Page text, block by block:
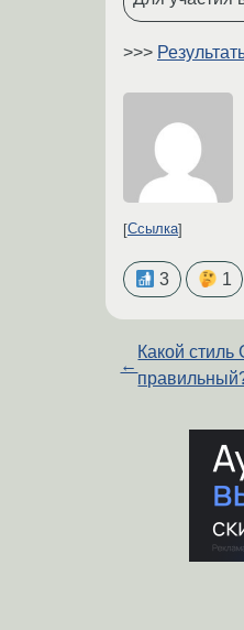
>>>
Ссылка
3 1
←
Какой стиль